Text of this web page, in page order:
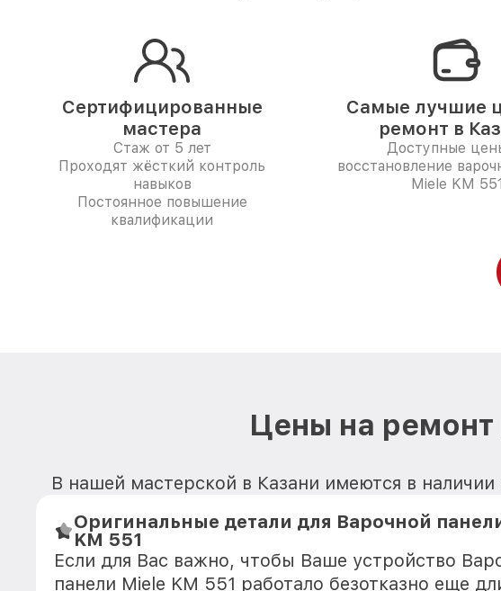
Сертифицированные
мастера
Стаж от 5 лет
Проходят жёсткий контроль
навыков
Постоянное повышение
квалификации
Самые лучшие
ремонт в
Доступные
восстановление
Miele KM 551
Цены на ремонт
В нашей мастерской в Казани имеются в
Оригинальные детали для Варочной
KM 551
Если для Вас важно, чтобы Ваше устройство
панели Miele KM 551 работало безотказно еще